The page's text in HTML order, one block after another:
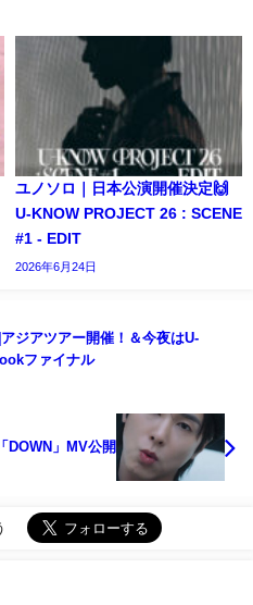
ユノソロ｜日本公演開催決定🙌
U-KNOW PROJECT 26 : SCENE
#1 - EDIT
2026年6月24日
ジアツアー開催！＆今夜はU-
ファイナル
DOWN」MV公開